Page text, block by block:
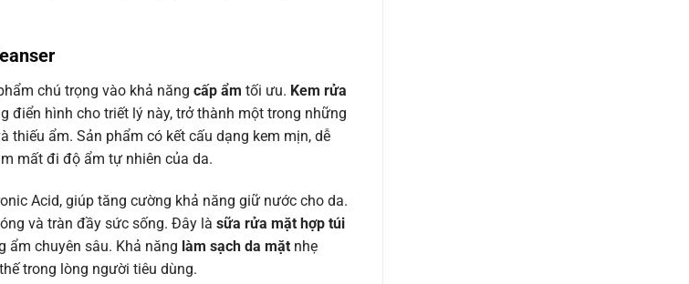
chú trọng vào khả năng cấp ẩm tối ưu. Kem rửa
điển hình cho triết lý này, trở thành một trong những
thiếu ẩm. Sản phẩm có kết cấu dạng kem mịn, dễ
mất đi độ ẩm tự nhiên của da.
Acid, giúp tăng cường khả năng giữ nước cho da.
và tràn đầy sức sống. Đây là sữa rửa mặt hợp túi
ẩm chuyên sâu. Khả năng làm sạch da mặt nhẹ
trong lòng người tiêu dùng.